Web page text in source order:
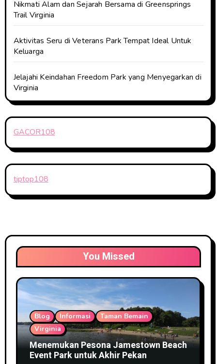
Nikmati Alam dan Sejarah Bersama di Greensprings
Trail Virginia
Aktivitas Seru di Veterans Park Tempat Ideal Untuk
Keluarga
Jelajahi Keindahan Freedom Park yang Menyegarkan di
Virginia
GACOR108
tiptop108
You Missed
Blog Informasi
Taman Bemain
Virginia
Menemukan Pesona Jamestown Beach
Event Park untuk Akhir Pekan